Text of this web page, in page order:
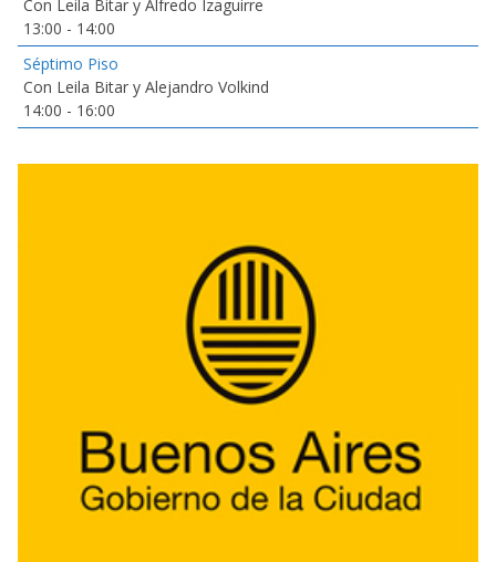
Con Leila Bitar y Alfredo Izaguirre
13:00 - 14:00
Séptimo Piso
Con Leila Bitar y Alejandro Volkind
14:00 - 16:00